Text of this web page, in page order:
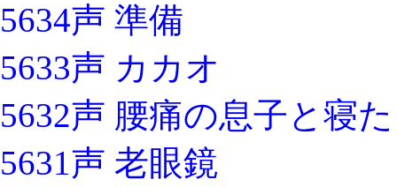
5634声 準備
5633声 カカオ
5632声 腰痛の息子と寝
5631声 老眼鏡